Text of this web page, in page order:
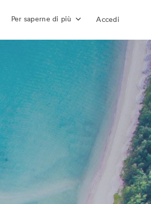
Per saperne di più Accedi